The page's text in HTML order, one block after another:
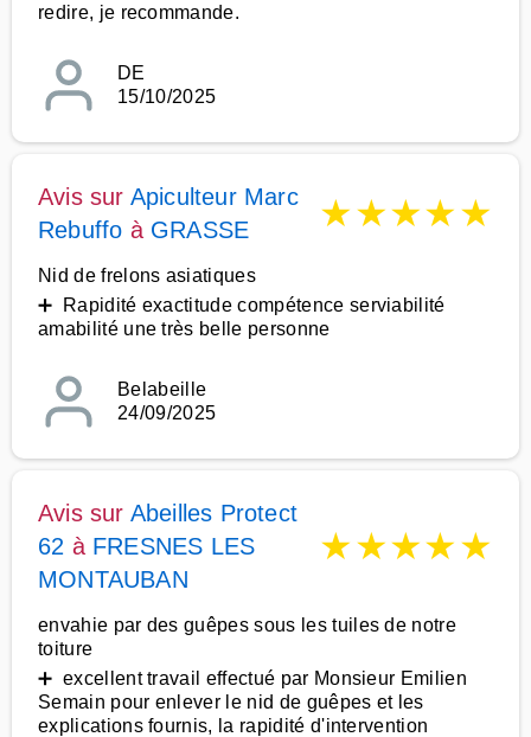
redire, je recommande.
DE
15/10/2025
Avis sur Apiculteur Marc
Rebuffo à GRASSE ★★★★★
Nid de frelons asiatiques
➕ Rapidité exactitude compétence serviabilité
amabilité une très belle personne
Belabeille
24/09/2025
Avis sur Abeilles Protect
62 à FRESNES LES
MONTAUBAN
★★★★★
envahie par des guêpes sous les tuiles de notre
toiture
➕ excellent travail effectué par Monsieur Emilien
Semain pour enlever le nid de guêpes et les
explications fournis, la rapidité d'intervention